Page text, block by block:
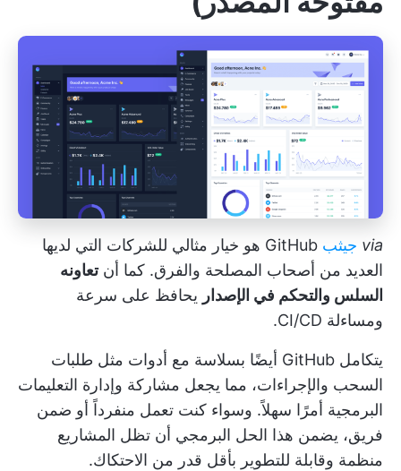
via جيثب
GitHub هو خيار مثالي للشركات التي لديها
العديد من أصحاب المصلحة والفرق. كما أنتعاونه
السلس والتحكم في الإصدار يحافظ على سرعة
ومساءلة CI/CD.
يتكامل GitHub أيضًا بسلاسة مع أدوات مثل طلبات
السحب والإجراءات، مما يجعل مشاركة وإدارة التعليمات
البرمجية أمرًا سهلاً. وسواء كنت تعمل منفرداً أو ضمن
فريق، يضمن هذا الحل البرمجي أن تظل المشاريع
منظمة وقابلة للتطوير بأقل قدر من الاحتكاك.